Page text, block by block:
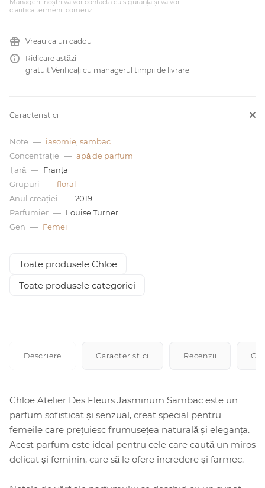
Managerii noștri vă vor contacta cu siguranță și vă vor
clarifica termenii comenzii.
Vreau ca un cadou
Ridicare astăzi -
gratuit Verificați cu managerul timpii de livrare
Caracteristici
Note — iasomie sambac
Concentraţie — apă de parfum
Ţară — Franţa
Grupuri
— floral
Anul creației
— 2019
Parfumier — Louise Turner
Gen — Femei
Toate produsele Chloe
Toate produsele categoriei
Descriere Caracteristici Recenzii
Chloe Atelier Des Fleurs Jasminum Sambac este un
parfum sofisticat și senzual, creat special pentru
femeile care prețuiesc frumusețea naturală și eleganța.
Acest parfum este ideal pentru cele care caută un miros
delicat și feminin, care să le ofere încredere și farmec.